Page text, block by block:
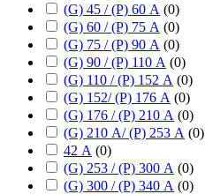
(G) 45 / (P) 60 А (0)
(G) 60 / (P) 75 А (0)
(G) 75 / (P) 90 А (0)
(G) 90 / (P) 110 А (0)
(G) 110 / (P) 152 А (0)
(G) 152/ (P) 176 А (0)
(G) 176 / (P) 210 А (0)
(G) 210 А/ (P) 253 А (0)
42 А (0)
(G) 253 / (P) 300 А (0)
(G) 300 / (P) 340 А (0)